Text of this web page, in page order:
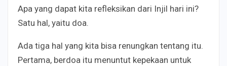
Apa yang dapat kita refleksikan dari Injil hari ini?
Satu hal, yaitu doa.
Ada tiga hal yang kita bisa renungkan tentang itu.
Pertama, berdoa itu menuntut kepekaan untuk